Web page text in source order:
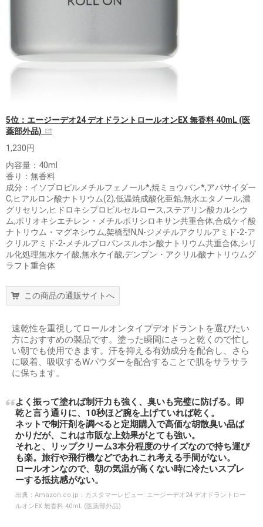
5位：エージーデオ24 デオドラントロールオンEX 無香料 40mL (医
薬部外品)
1,230円
内容量：40ml
香り：無香料
成分：イソプロピルメチルフェノール*,焼ミョウバン*,アパサイダー
C,ヒアルロン酸ナトリウム(2),低温焼成酸化亜鉛,無水エタノール,濃
グリセリン,ヒドロキシプロピルセルロース,ステアリン酸カルシウ
ム,ポリオキシエチレン・メチルポリシロキサン共重合体,合成ケイ酸
ナトリウム・マグネシウム,架橋型N,N-ジメチルアクリルアミド-2-ア
クリルアミド-2-メチルプロパンスルホン酸ナトリウム共重合体,シリ
ル化処理無水ケイ酸,無水ケイ酸,デンプン・アクリル酸ナトリウムグ
ラフト重合体
この商品の通販サイトへ
速乾性を重視してロールオンタイプデオドラントを選びたい
方におすすめの製品です。塗った瞬間にさっと乾くので忙し
い朝でも使用できます。汗を抑える有効成分を配合し、さら
に吸着、吸収するWパウダーを配合することで肌をサラサラ
に保ちます。
よく振って塗れば制汗力も強く、臭いも完璧に防げる。即
乾と言う通りに、10秒ほど腕を上げていれば乾く。
ネットで制汗剤を調べると定期購入で高価な胡散臭い品ば
かりだが、これは市販な上効果がとても強い。
それと、リップクリーム3本分程度のサイズなので持ち運び
も楽。旅行や飛行機などであれこれ考える手間がない。
ロールオンなので、朝の気温が高くない時に冷たいスプレ
ーする抵抗感がない。
出典： Amazon.co.jp：カスタマーレビュー: エージーデオ24 デオドラントロー
ルオンEX 無香料 40mL (医薬部外品)